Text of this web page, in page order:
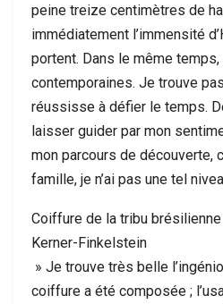
peine treize centimètres de
immédiatement l’immensité
portent. Dans le même
contemporaines. Je trouve
réussisse à défier le temps.
laisser guider par mon
mon parcours de découverte,
famille, je n’ai pas une tel
Coiffure de la tribu
Kerner-Finkelstein
» Je trouve très belle
coiffure a été composée ;